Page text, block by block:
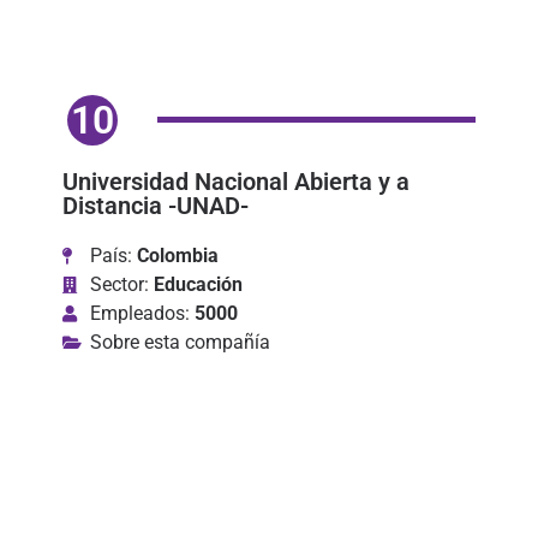
10
Universidad Nacional Abierta y a
Distancia -UNAD-
País: Colombia
Sector: Educación
Empleados: 5000
Sobre esta compañía